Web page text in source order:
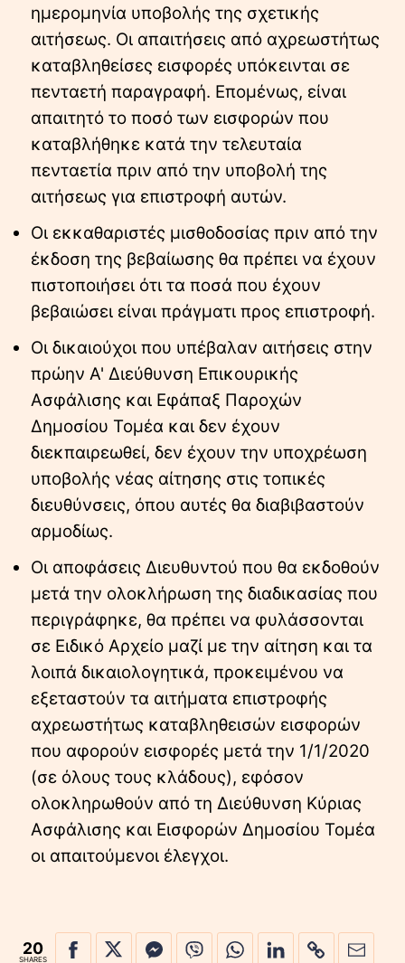
ημερομηνία υποβολής της σχετικής
αιτήσεως. Οι απαιτήσεις από αχρεωστήτως
καταβληθείσες εισφορές υπόκεινται σε
πενταετή παραγραφή. Επομένως, είναι
απαιτητό το ποσό των εισφορών που
καταβλήθηκε κατά την τελευταία
πενταετία πριν από την υποβολή της
αιτήσεως για επιστροφή αυτών.
Οι εκκαθαριστές μισθοδοσίας πριν από την
έκδοση της βεβαίωσης θα πρέπει να έχουν
πιστοποιήσει ότι τα ποσά που έχουν
βεβαιώσει είναι πράγματι προς επιστροφή.
Οι δικαιούχοι που υπέβαλαν αιτήσεις στην
πρώην Α' Διεύθυνση Επικουρικής
Ασφάλισης και Εφάπαξ Παροχών
Δημοσίου Τομέα και δεν έχουν
διεκπαιρεωθεί, δεν έχουν την υποχρέωση
υποβολής νέας αίτησης στις τοπικές
διευθύνσεις, όπου αυτές θα διαβιβαστούν
αρμοδίως.
Οι αποφάσεις Διευθυντού που θα εκδοθούν
μετά την ολοκλήρωση της διαδικασίας που
περιγράφηκε, θα πρέπει να φυλάσσονται
σε Ειδικό Αρχείο μαζί με την αίτηση και τα
λοιπά δικαιολογητικά, προκειμένου να
εξεταστούν τα αιτήματα επιστροφής
αχρεωστήτως καταβληθεισών εισφορών
που αφορούν εισφορές μετά την 1/1/2020
(σε όλους τους κλάδους), εφόσον
ολοκληρωθούν από τη Διεύθυνση Κύριας
Ασφάλισης και Εισφορών Δημοσίου Τομέα
οι απαιτούμενοι έλεγχοι.
20
SHARES